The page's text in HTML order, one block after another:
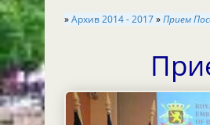
»Архив 2014 - 2017»Прием